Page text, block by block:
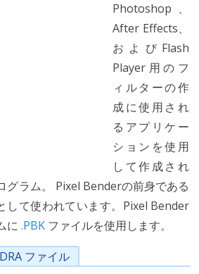
Photoshop、
After Effects、
およびFlash
Player用のフ
ィルターの作
成に使用され
るアプリケー
ションを使用
して作成され
グラム。 Pixel Benderの前身である
して使われています。Pixel Bender
に .PBK ファイルを使用します。
ファイル